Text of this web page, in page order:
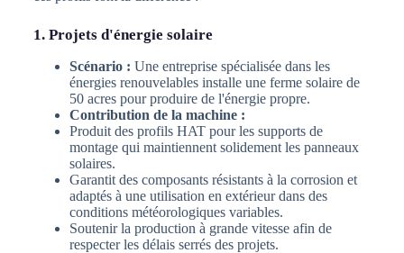
1. Projets d'énergie solaire
Scénario : Une entreprise spécialisée dans les
énergies renouvelables installe une ferme solaire de
50 acres pour produire de l'énergie propre.
Contribution de la machine :
Produit des profils HAT pour les supports de
montage qui maintiennent solidement les panneaux
solaires.
Garantit des composants résistants à la corrosion et
adaptés à une utilisation en extérieur dans des
conditions météorologiques variables.
Soutenir la production à grande vitesse afin de
respecter les délais serrés des projets.